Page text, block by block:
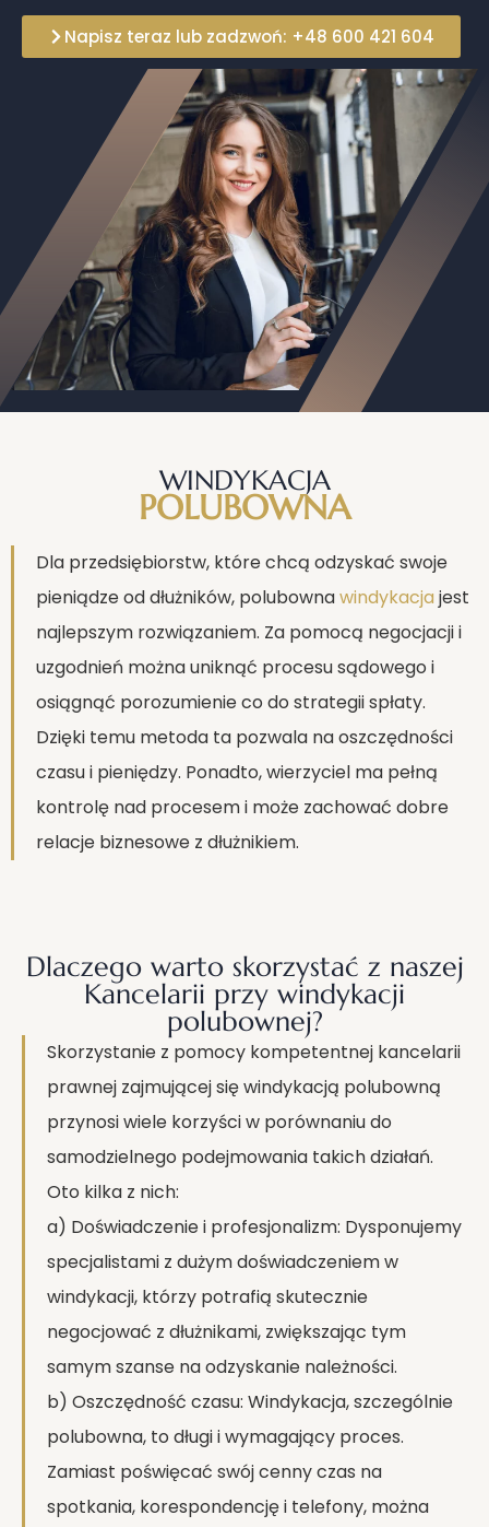
Napisz teraz lub zadzwoń: +48 600 421 604
WINDYKACJA
POLUBOWNA
Dla przedsiębiorstw, które chcą odzyskać swoje
pieniądze od dłużników, polubownawindykacja jest
najlepszym rozwiązaniem. Za pomocą negocjacji i
uzgodnień można uniknąć procesu sądowego i
osiągnąć porozumienie co do strategii spłaty.
Dzięki temu metoda ta pozwala na oszczędności
czasu i pieniędzy. Ponadto, wierzyciel ma pełną
kontrolę nad procesem i może zachować dobre
relacje biznesowe z dłużnikiem.
Dlaczego warto skorzystać z naszej
Kancelarii przy windykacji
polubownej?
Skorzystanie z pomocy kompetentnej kancelarii
prawnej zajmującej się windykacją polubowną
przynosi wiele korzyści w porównaniu do
samodzielnego podejmowania takich działań.
Oto kilka z nich:
a) Doświadczenie i profesjonalizm: Dysponujemy
specjalistami z dużym doświadczeniem w
windykacji, którzy potrafią skutecznie
negocjować z dłużnikami, zwiększając tym
samym szanse na odzyskanie należności.
b) Oszczędność czasu: Windykacja, szczególnie
polubowna, to długi i wymagający proces.
Zamiast poświęcać swój cenny czas na
spotkania, korespondencję i telefony, można